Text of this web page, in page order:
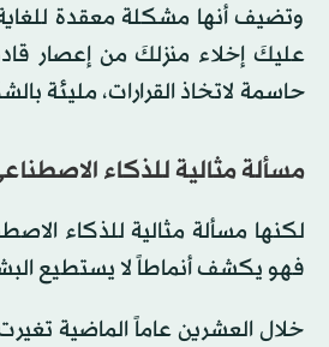
وتضيف أنها مشكلة معقدة
عليكَ إخلاء منزلكَ من إعصار
حاسمة لاتخاذ القرارات، مليئة
مسألة مثالية للذكاء
لكنها مسألة مثالية للذكاء
فهو يكشف أنماطاً لا يستطيع
خلال العشرين عاماً الماضية